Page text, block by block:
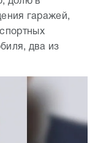
гаражей,
два из